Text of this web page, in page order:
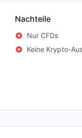
Nachteile
Nur CFDs
Keine Krypto-